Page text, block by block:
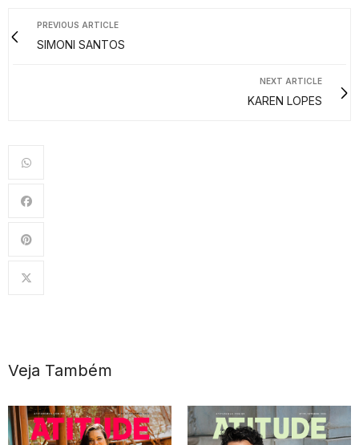
PREVIOUS ARTICLE
SIMONI SANTOS
NEXT ARTICLE
KAREN LOPES